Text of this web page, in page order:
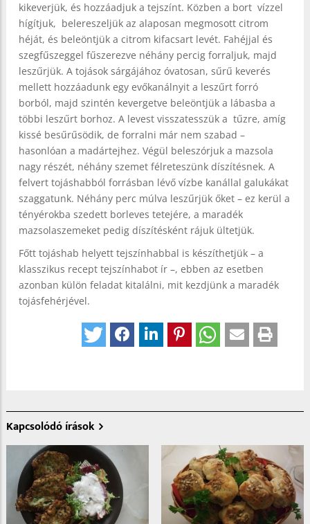
kikeverjük, és hozzáadjuk a tejszínt. Közben a bort vízzel
hígítjuk, belereszeljük az alaposan megmosott citrom
héját, és beleöntjük a citrom kifacsart levét. Fahéjjal és
szegfűszeggel fűszerezve néhány percig forraljuk, majd
leszűrjük. A tojások sárgájához óvatosan, sűrű keverés
mellett hozzáadunk egy evőkanálnyit a leszűrt forró
borból, majd szintén kevergetve beleöntjük a lábasba a
többi leszűrt borhoz. A levest visszatesszük a tűzre, amíg
kissé besűrűsödik, de forralni már nem szabad –
hasonlóan a madártejhez. Végül beleszórjuk a mazsola
nagy részét, néhány szemet félreteszünk díszítésnek. A
felvert tojáshabból forrásban lévő vízbe kanállal galukákat
szaggatunk. Néhány perc múlva leszűrjük őket – ez kerül a
tényérokba szedett borleves tetejére, a maradék
mazsolaszemeket pedig díszítésként rájuk ültetjük.
Főtt tojáshab helyett tejszínhabbal is készíthetjük – a
klasszikus recept tejszínhabot ír –, ebben az esetben
azonban külön feladat kitalálni, mit kezdjünk a maradék
tojásfehérjével.
Kapcsolódó írások